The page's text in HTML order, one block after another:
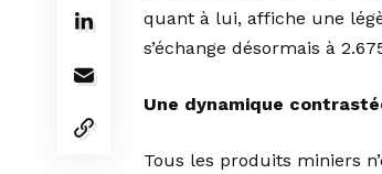
quant à lui, affiche une
s’échange désormais à
Une dynamique
Tous les produits miniers